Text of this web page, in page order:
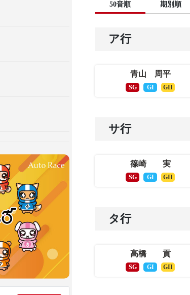
50音順 期別順
ア行
青山 周平
SG GI GII
サ行
篠崎 実
SG GI GII
タ行
高橋 貢
SG GI GII